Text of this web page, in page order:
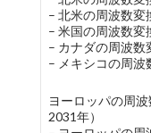
– 北米の周波数変
– 米国の周波数
– カナダの周波
– メキシコの周
ヨーロッパの周
2031年）